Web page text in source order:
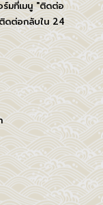
ร์มที่เมนู "ติดต่อ
ติดต่อกลับใน 24